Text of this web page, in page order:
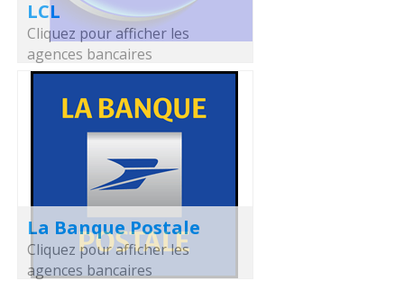
LCL
Cliquez pour afficher les
agences bancaires
La Banque Postale
Cliquez pour afficher les
agences bancaires